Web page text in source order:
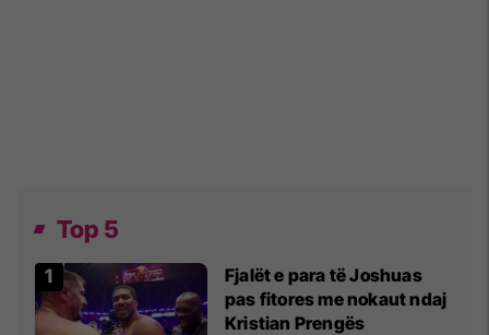
Top 5
Fjalët e para të Joshuas
pas fitores me nokaut ndaj
Kristian Prengës